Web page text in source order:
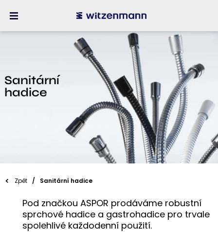
Sanitární
hadice
Zpět Sanitární hadice
Pod značkou ASPOR prodáváme robustní
sprchové hadice a gastrohadice pro trvale
spolehlivé každodenní použití.